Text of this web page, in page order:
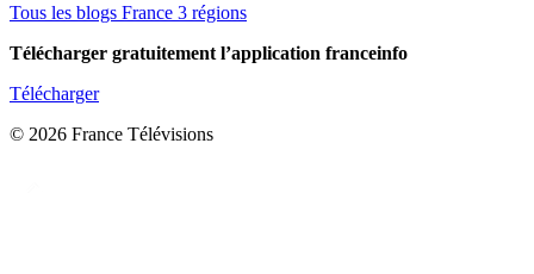
Tous les blogs France 3 régions
Télécharger gratuitement l’application franceinfo
Télécharger
© 2026 France Télévisions